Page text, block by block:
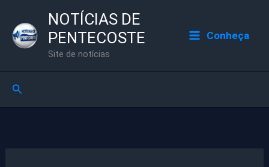
para
NOTÍCIAS DE
PENTECOSTE
Site de notícias
Conheça
Pesquisar